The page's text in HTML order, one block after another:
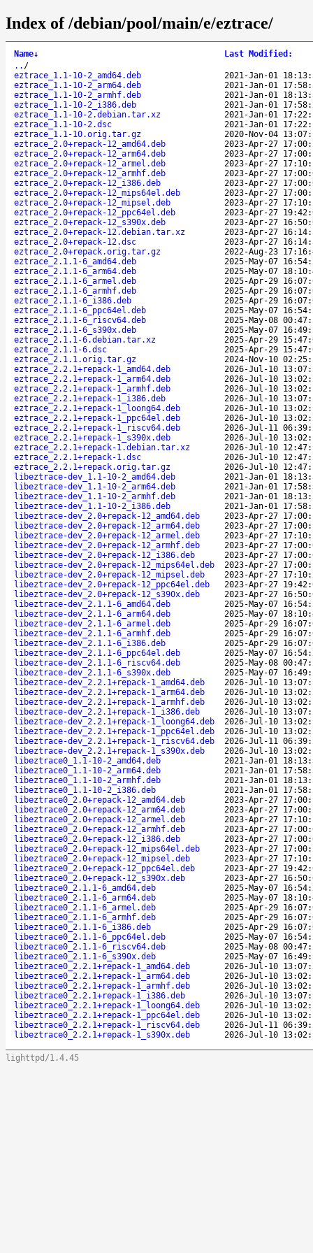
Index of /debian/pool/main/e/eztrace/
Name↓ Last Modified :
.. /
eztrace_1.1-10-2_amd64.deb
2021-Jan-01
eztrace_1.1-10-2_arm64.deb
2021-Jan-01
eztrace_1.1-10-2_armhf.deb
2021-Jan-01
eztrace_1.1-10-2_i386.deb
2021-Jan-01
eztrace_1.1-10-2.debian.tar.xz
2021-Jan-01
eztrace_1.1-10-2.dsc
2021-Jan-01
eztrace_1.1-10.orig.tar.gz
2020-Nov-04
eztrace_2.0+repack-12_amd64.deb
2023-Apr-27
eztrace_2.0+repack-12_arm64.deb
2023-Apr-27
eztrace_2.0+repack-12_armel.deb
2023-Apr-27
eztrace_2.0+repack-12_armhf.deb
2023-Apr-27
eztrace_2.0+repack-12_i386.deb
2023-Apr-27
eztrace_2.0+repack-12_mips64el.deb
2023-Apr-27
eztrace_2.0+repack-12_mipsel.deb
2023-Apr-27
eztrace_2.0+repack-12_ppc64el.deb
2023-Apr-27
eztrace_2.0+repack-12_s390x.deb
2023-Apr-27
eztrace_2.0+repack-12.debian.tar.xz
2023-Apr-27
eztrace_2.0+repack-12.dsc
2023-Apr-27
eztrace_2.0+repack.orig.tar.gz
2022-Aug-23
eztrace_2.1.1-6_amd64.deb
2025-May-07
eztrace_2.1.1-6_arm64.deb
2025-May-07
eztrace_2.1.1-6_armel.deb
2025-Apr-29
eztrace_2.1.1-6_armhf.deb
2025-Apr-29
eztrace_2.1.1-6_i386.deb
2025-Apr-29
eztrace_2.1.1-6_ppc64el.deb
2025-May-07
eztrace_2.1.1-6_riscv64.deb
2025-May-08
eztrace_2.1.1-6_s390x.deb
2025-May-07
eztrace_2.1.1-6.debian.tar.xz
2025-Apr-29
eztrace_2.1.1-6.dsc
2025-Apr-29
eztrace_2.1.1.orig.tar.gz
2024-Nov-10
eztrace_2.2.1+repack-1_amd64.deb
2026-Jul-10
eztrace_2.2.1+repack-1_arm64.deb
2026-Jul-10
eztrace_2.2.1+repack-1_armhf.deb
2026-Jul-10
eztrace_2.2.1+repack-1_i386.deb
2026-Jul-10
eztrace_2.2.1+repack-1_loong64.deb
2026-Jul-10
eztrace_2.2.1+repack-1_ppc64el.deb
2026-Jul-10
eztrace_2.2.1+repack-1_riscv64.deb
2026-Jul-11
eztrace_2.2.1+repack-1_s390x.deb
2026-Jul-10
eztrace_2.2.1+repack-1.debian.tar.xz
2026-Jul-10
eztrace_2.2.1+repack-1.dsc
2026-Jul-10
eztrace_2.2.1+repack.orig.tar.gz
2026-Jul-10
libeztrace-dev_1.1-10-2_amd64.deb
2021-Jan-01
libeztrace-dev_1.1-10-2_arm64.deb
2021-Jan-01
libeztrace-dev_1.1-10-2_armhf.deb
2021-Jan-01
libeztrace-dev_1.1-10-2_i386.deb
2021-Jan-01
libeztrace-dev_2.0+repack-12_amd64.deb
2023-Apr-27
libeztrace-dev_2.0+repack-12_arm64.deb
2023-Apr-27
libeztrace-dev_2.0+repack-12_armel.deb
2023-Apr-27
libeztrace-dev_2.0+repack-12_armhf.deb
2023-Apr-27
libeztrace-dev_2.0+repack-12_i386.deb
2023-Apr-27
libeztrace-dev_2.0+repack-12_mips64el.deb
2023-Apr-27
libeztrace-dev_2.0+repack-12_mipsel.deb
2023-Apr-27
libeztrace-dev_2.0+repack-12_ppc64el.deb
2023-Apr-27
libeztrace-dev_2.0+repack-12_s390x.deb
2023-Apr-27
libeztrace-dev_2.1.1-6_amd64.deb
2025-May-07
libeztrace-dev_2.1.1-6_arm64.deb
2025-May-07
libeztrace-dev_2.1.1-6_armel.deb
2025-Apr-29
libeztrace-dev_2.1.1-6_armhf.deb
2025-Apr-29
libeztrace-dev_2.1.1-6_i386.deb
2025-Apr-29
libeztrace-dev_2.1.1-6_ppc64el.deb
2025-May-07
libeztrace-dev_2.1.1-6_riscv64.deb
2025-May-08
libeztrace-dev_2.1.1-6_s390x.deb
2025-May-07
libeztrace-dev_2.2.1+repack-1_amd64.deb
2026-Jul-10
libeztrace-dev_2.2.1+repack-1_arm64.deb
2026-Jul-10
libeztrace-dev_2.2.1+repack-1_armhf.deb
2026-Jul-10
libeztrace-dev_2.2.1+repack-1_i386.deb
2026-Jul-10
libeztrace-dev_2.2.1+repack-1_loong64.deb
2026-Jul-10
libeztrace-dev_2.2.1+repack-1_ppc64el.deb
2026-Jul-10
libeztrace-dev_2.2.1+repack-1_riscv64.deb
2026-Jul-11
libeztrace-dev_2.2.1+repack-1_s390x.deb
2026-Jul-10
libeztrace0_1.1-10-2_amd64.deb
2021-Jan-01
libeztrace0_1.1-10-2_arm64.deb
2021-Jan-01
libeztrace0_1.1-10-2_armhf.deb
2021-Jan-01
libeztrace0_1.1-10-2_i386.deb
2021-Jan-01
libeztrace0_2.0+repack-12_amd64.deb
2023-Apr-27
libeztrace0_2.0+repack-12_arm64.deb
2023-Apr-27
libeztrace0_2.0+repack-12_armel.deb
2023-Apr-27
libeztrace0_2.0+repack-12_armhf.deb
2023-Apr-27
libeztrace0_2.0+repack-12_i386.deb
2023-Apr-27
libeztrace0_2.0+repack-12_mips64el.deb
2023-Apr-27
libeztrace0_2.0+repack-12_mipsel.deb
2023-Apr-27
libeztrace0_2.0+repack-12_ppc64el.deb
2023-Apr-27
libeztrace0_2.0+repack-12_s390x.deb
2023-Apr-27
libeztrace0_2.1.1-6_amd64.deb
2025-May-07
libeztrace0_2.1.1-6_arm64.deb
2025-May-07
libeztrace0_2.1.1-6_armel.deb
2025-Apr-29
libeztrace0_2.1.1-6_armhf.deb
2025-Apr-29
libeztrace0_2.1.1-6_i386.deb
2025-Apr-29
libeztrace0_2.1.1-6_ppc64el.deb
2025-May-07
libeztrace0_2.1.1-6_riscv64.deb
2025-May-08
libeztrace0_2.1.1-6_s390x.deb
2025-May-07
libeztrace0_2.2.1+repack-1_amd64.deb
2026-Jul-10
libeztrace0_2.2.1+repack-1_arm64.deb
2026-Jul-10
libeztrace0_2.2.1+repack-1_armhf.deb
2026-Jul-10
libeztrace0_2.2.1+repack-1_i386.deb
2026-Jul-10
libeztrace0_2.2.1+repack-1_loong64.deb
2026-Jul-10
libeztrace0_2.2.1+repack-1_ppc64el.deb
2026-Jul-10
libeztrace0_2.2.1+repack-1_riscv64.deb
2026-Jul-11
libeztrace0_2.2.1+repack-1_s390x.deb
2026-Jul-10
lighttpd/1.4.45